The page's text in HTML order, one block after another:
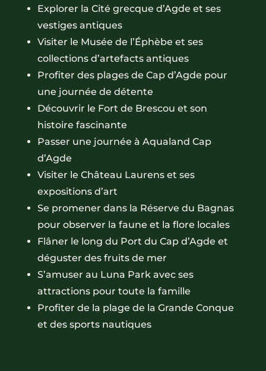
Explorer la Cité grecque d’Agde et ses
vestiges antiques
Visiter le Musée de l’Éphèbe et ses
collections d’artefacts antiques
Profiter des plages de Cap d’Agde pour
une journée de détente
Découvrir le Fort de Brescou et son
histoire fascinante
Passer une journée à Aqualand Cap
d’Agde
Visiter le Château Laurens et ses
expositions d’art
Se promener dans la Réserve du Bagnas
pour observer la faune et la flore locales
Flâner le long du Port du Cap d’Agde et
déguster des fruits de mer
S’amuser au Luna Park avec ses
attractions pour toute la famille
Profiter de la plage de la Grande Conque
et des sports nautiques